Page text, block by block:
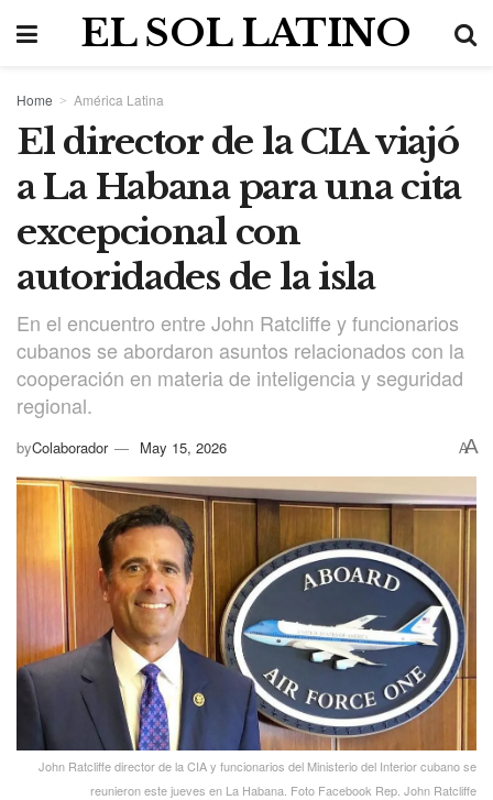
EL SOL LATINO
Home América Latina
El director de la CIA viajó
a La Habana para una cita
excepcional con
autoridades de la isla
En el encuentro entre John Ratcliffe y funcionarios
cubanos se abordaron asuntos relacionados con la
cooperación en materia de inteligencia y seguridad
regional.
byColaborador May 15, 2026 AA
John Ratcliffe director de la CIA y funcionarios del Ministerio del Interior cubano se
reunieron este jueves en La Habana. Foto Facebook Rep. John Ratcliffe